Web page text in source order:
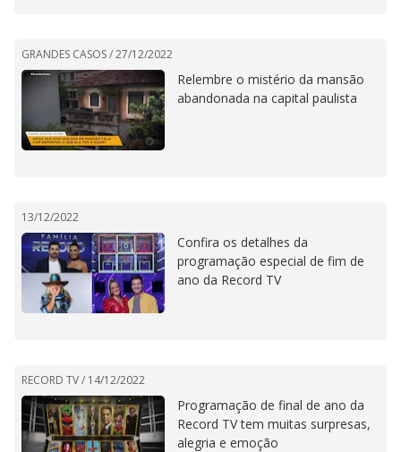
GRANDES CASOS /27/12/2022
Relembre o mistério da mansão
abandonada na capital paulista
13/12/2022
Confira os detalhes da
programação especial de fim de
ano da Record TV
RECORD TV / 14/12/2022
Programação de final de ano da
Record TV tem muitas surpresas,
alegria e emoção